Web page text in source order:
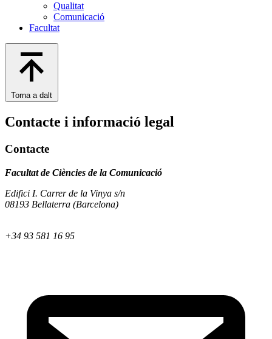
Qualitat
Comunicació
Facultat
Torna a dalt
Contacte i informació legal
Contacte
Facultat de Ciències de la Comunicació
Edifici I. Carrer de la Vinya s/n
08193 Bellaterra (Barcelona)
+34 93 581 16 95